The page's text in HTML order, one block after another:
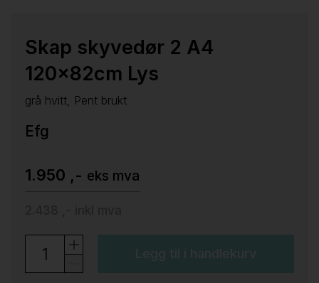
Skap skyvedør 2 A4
120x82cm Lys
grå hvitt, Pent brukt
Efg
1.950 ,- eks mva
Legg til i handlekurv